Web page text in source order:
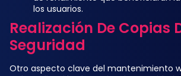
los usuarios.
Realización De Copias
Seguridad
Otro aspecto clave del mantenimiento